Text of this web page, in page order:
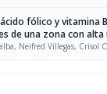
fólico y vitamina
de una zona con alta
en Venezuela
Neifred Villegas, Crisol